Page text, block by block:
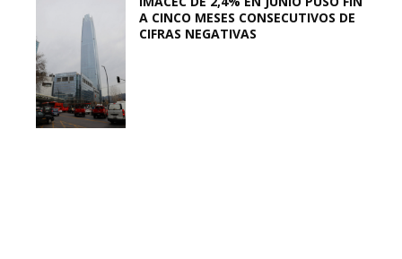
A CINCO MESES CONSECUTIVOS DE
CIFRAS NEGATIVAS